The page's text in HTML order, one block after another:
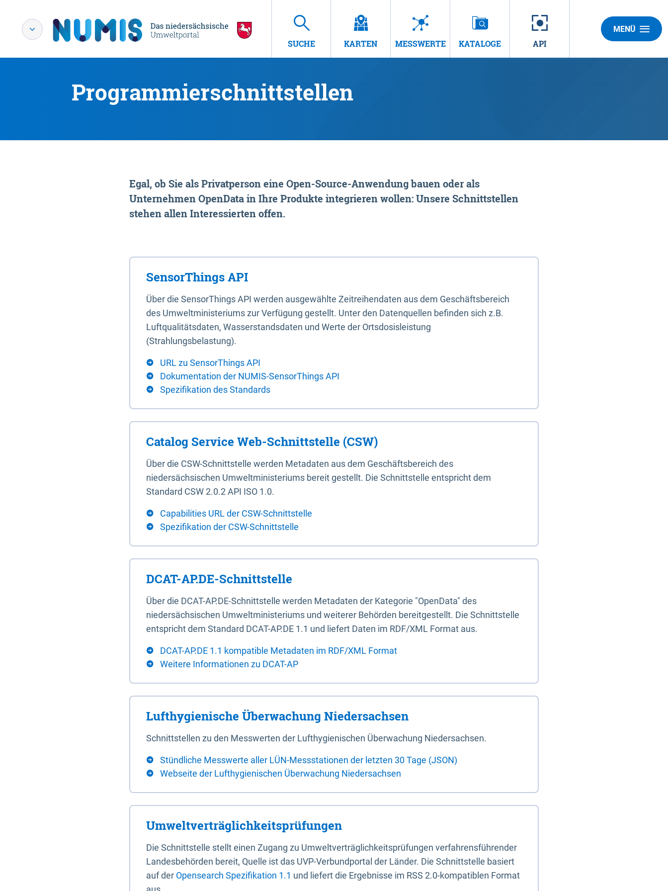
SUCHE KARTEN MESSWERTE KATALOGE API
MENÜ
Programmierschnittstellen
Egal, ob Sie als Privatperson eine Open-Source-Anwendung bauen oder als
Unternehmen OpenData in Ihre Produkte integrieren wollen: Unsere Schnittstellen
stehen allen Interessierten offen.
SensorThings API
Über die SensorThings API werden ausgewählte Zeitreihendaten aus dem Geschäftsbereich
des Umweltministeriums zur Verfügung gestellt. Unter den Datenquellen befinden sich z.B.
Luftqualitätsdaten, Wasserstandsdaten und Werte der Ortsdosisleistung
(Strahlungsbelastung).
URL zu SensorThings API
Dokumentation der NUMIS-SensorThings API
Spezifikation des Standards
Catalog Service Web-Schnittstelle (CSW)
Über die CSW-Schnittstelle werden Metadaten aus dem Geschäftsbereich des
niedersächsischen Umweltministeriums bereit gestellt. Die Schnittstelle entspricht dem
Standard CSW 2.0.2 API ISO 1.0.
Capabilities URL der CSW-Schnittstelle
Spezifikation der CSW-Schnittstelle
DCAT-AP.DE-Schnittstelle
Über die DCAT-AP.DE-Schnittstelle werden Metadaten der Kategorie "OpenData" des
niedersächsischen Umweltministeriums und weiterer Behörden bereitgestellt. Die Schnittstelle
entspricht dem Standard DCAT-AP.DE 1.1 und liefert Daten im RDF/XML Format aus.
DCAT-AP.DE 1.1 kompatible Metadaten im RDF/XML Format
Weitere Informationen zu DCAT-AP
Lufthygienische Überwachung Niedersachsen
Schnittstellen zu den Messwerten der Lufthygienischen Überwachung Niedersachsen.
Stündliche Messwerte aller LÜN-Messstationen der letzten 30 Tage (JSON)
Webseite der Lufthygienischen Überwachung Niedersachsen
Umweltverträglichkeitsprüfungen
Die Schnittstelle stellt einen Zugang zu Umweltverträglichkeitsprüfungen verfahrensführender
Landesbehörden bereit, Quelle ist das UVP-Verbundportal der Länder. Die Schnittstelle basiert
auf der Opensearch Spezifikation 1.1 und liefert die Ergebnisse im RSS 2.0-kompatiblen Format